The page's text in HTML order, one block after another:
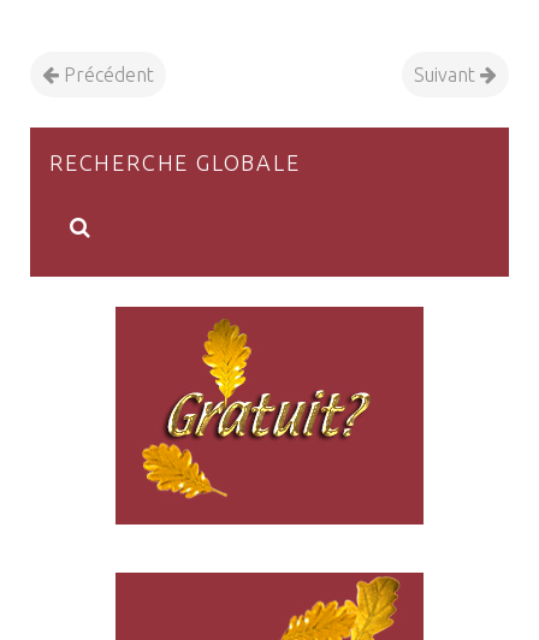
Précédent Suivant
RECHERCHE GLOBALE